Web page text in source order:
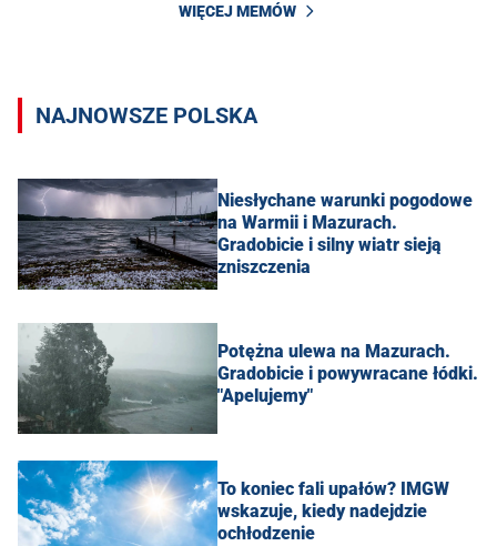
WIĘCEJ MEMÓW
NAJNOWSZE POLSKA
Niesłychane warunki pogodowe
na Warmii i Mazurach.
Gradobicie i silny wiatr sieją
zniszczenia
Potężna ulewa na Mazurach.
Gradobicie i powywracane łódki.
"Apelujemy"
To koniec fali upałów? IMGW
wskazuje, kiedy nadejdzie
ochłodzenie